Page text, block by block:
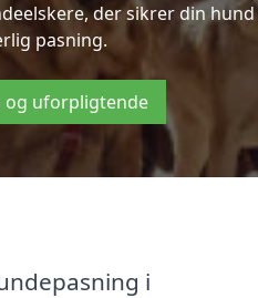
der sikrer din hund
pasning.
og uforpligtende
i